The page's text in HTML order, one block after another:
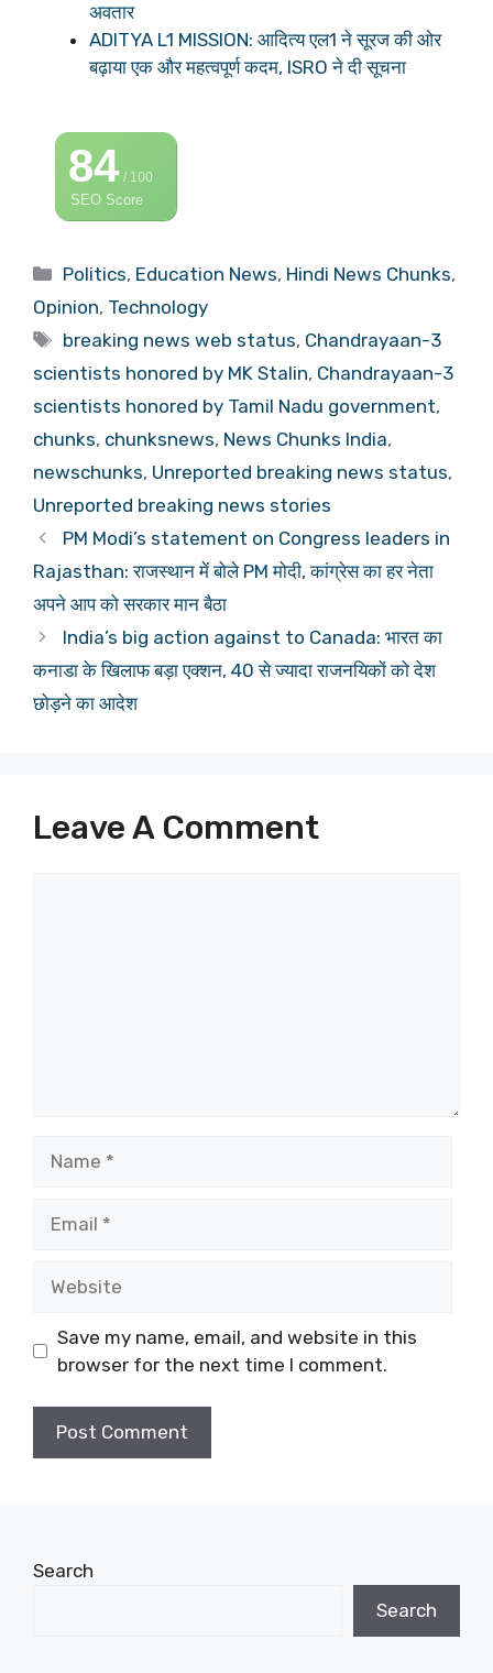
अवतार
ADITYA L1 MISSION: आदित्य एल1 ने सूरज की ओर
बढ़ाया एक और महत्वपूर्ण कदम, ISRO ने दी सूचना
84/ 100
SEO Score
Categories
Politics, Education News, Hindi News Chunks,
Opinion, Technology
Tags
breaking news web status, Chandrayaan-3
scientists honored by MK Stalin, Chandrayaan-3
scientists honored by Tamil Nadu government,
chunks, chunksnews, News Chunks India,
newschunks, Unreported breaking news status,
Unreported breaking news stories
PM Modi’s statement on Congress leaders in
Rajasthan: राजस्थान में बोले PM मोदी, कांग्रेस का हर नेता
अपने आप को सरकार मान बैठा
India’s big action against to Canada: भारत का
कनाडा के खिलाफ बड़ा एक्शन, 40 से ज्यादा राजनयिकों को देश
छोड़ने का आदेश
Leave A Comment
Save my name, email, and website in this
browser for the next time I comment.
Search
Search